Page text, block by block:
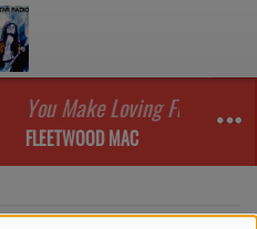
You Make Loving Fun (2004
FLEETWOOD MAC